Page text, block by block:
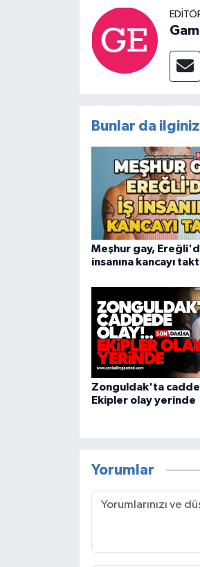
Bunlar da
Meşhur gay,
insanına kancayı
Zonguldak'ta
Ekipler olay yerinde
Yorumlar